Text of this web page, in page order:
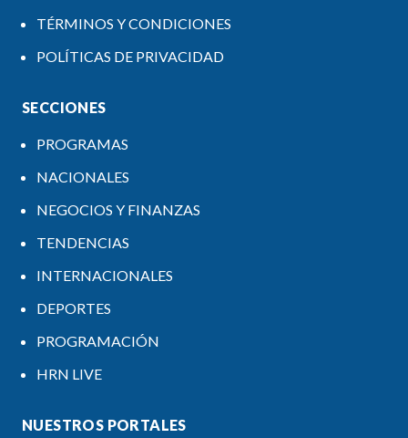
TÉRMINOS Y CONDICIONES
POLÍTICAS DE PRIVACIDAD
SECCIONES
PROGRAMAS
NACIONALES
NEGOCIOS Y FINANZAS
TENDENCIAS
INTERNACIONALES
DEPORTES
PROGRAMACIÓN
HRN LIVE
NUESTROS PORTALES